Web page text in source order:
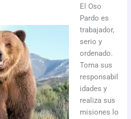
El Oso
Pardo es
trabajador,
serio y
ordenado.
Toma sus
responsabil
idades y
realiza sus
misiones lo